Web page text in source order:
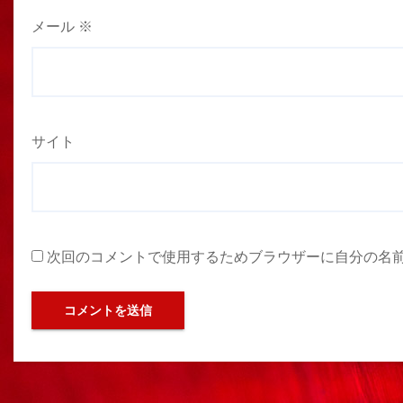
メール ※
サイト
次回のコメントで使用するためブラウザーに自分の名